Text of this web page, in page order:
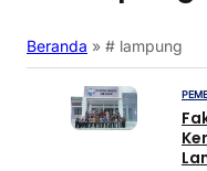
Beranda » # lampung